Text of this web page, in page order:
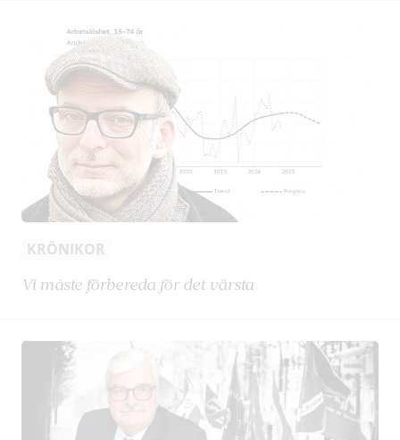
KRÖNIKOR
Vi måste förbereda för det värsta